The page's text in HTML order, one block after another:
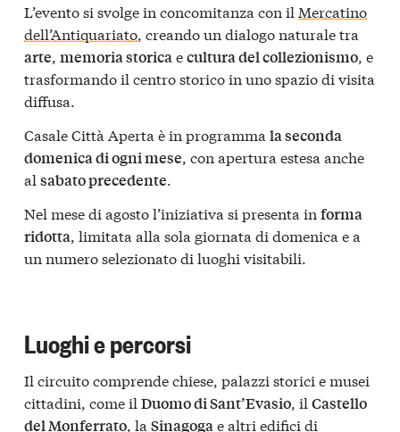
L’evento si svolge in concomitanza con il Mercatino
dell’Antiquariato, creando un dialogo naturale tra
arte, memoria storicaecultura del collezionismo, e
trasformando il centro storico in uno spazio di visita
diffusa.
Casale Città Aperta è in programma la seconda
domenica di ogni mese, con apertura estesa anche
al sabato precedente.
Nel mese di agosto l’iniziativa si presenta in forma
ridotta, limitata alla sola giornata di domenica e a
un numero selezionato di luoghi visitabili.
Luoghi e percorsi
Il circuito comprende chiese, palazzi storici e musei
cittadini, come il Duomo di Sant’Evasio, il Castello
del Monferrato, la Sinagogae altri edifici di